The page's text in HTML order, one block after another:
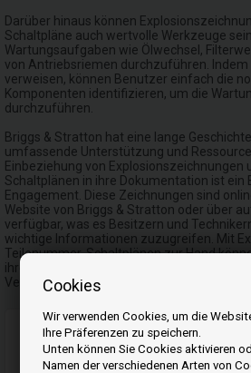
Cookies
Wir verwenden Cookies, um die
Ihre Präferenzen zu speichern.
Unten können Sie Cookies aktivieren
Namen der verschiedenen Arten von
Darüber hinaus können
Schaltpläne auch wertvolle Werkzeuge
Wartungsaufgaben wie Ölwechsel,
von Antriebsriemen durchzuführen.
verweisen, können Benutzer einfach die
Komponenten identifizieren, um die
durchzuführen.
Briggs & Stratton hat eine lange
umfassende Unterstützung und
Einbeziehung von Explosionszeichnungen
Schaltplänen in ihre Dokumentation ist ein
Engagement. Diese Zeichnungen sind
Website von Briggs & Stratton oder über
verfügbar, was es Besitzern und
wichtige Informationen zuzugreifen. Mit
Teilenummer-Schaltplänen zur Hand
ihre Briggs & Stratton Rasentraktoren und
Vertrauen, Präzision und Genauigkeit